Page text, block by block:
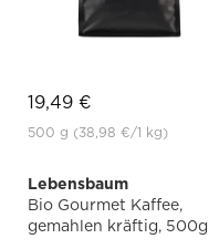
19,49 €
500 g (38,98 €/1 kg)
Lebensbaum
Bio Gourmet Kaffee,
gemahlen kräftig, 500g